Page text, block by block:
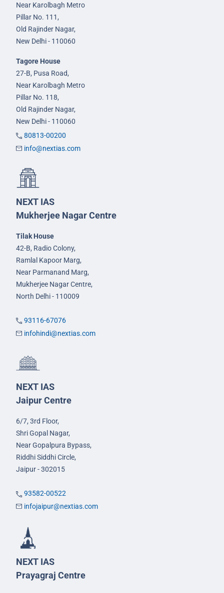
Near Karolbagh Metro
Pillar No. 111,
Old Rajinder Nagar,
New Delhi - 110060
Tagore House
27-B, Pusa Road,
Near Karolbagh Metro
Pillar No. 118,
Old Rajinder Nagar,
New Delhi - 110060
80813-00200
info@nextias.com
NEXT IAS
Mukherjee Nagar Centre
Tilak House
42-B, Radio Colony,
Ramlal Kapoor Marg,
Near Parmanand Marg,
Mukherjee Nagar Centre,
North Delhi - 110009
93116-67076
infohindi@nextias.com
NEXT IAS
Jaipur Centre
6/7, 3rd Floor,
Shri Gopal Nagar,
Near Gopalpura Bypass,
Riddhi Siddhi Circle,
Jaipur - 302015
93582-00522
infojaipur@nextias.com
NEXT IAS
Prayagraj Centre